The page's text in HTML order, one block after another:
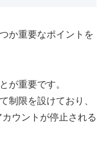
か重要なポイントを
が重要です。
制限を設けており、
ウントが停止される